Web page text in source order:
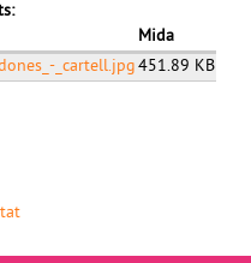
Mida
_cartell.jpg451.89 KB